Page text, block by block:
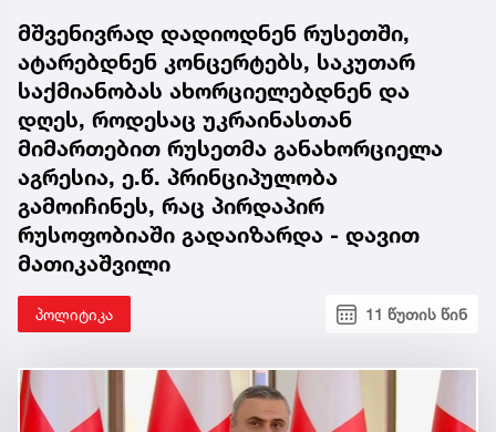
მშვენივრად დადიოდნენ რუსეთში,
ატარებდნენ კონცერტებს, საკუთარ
საქმიანობას ახორციელებდნენ და
დღეს, როდესაც უკრაინასთან
მიმართებით რუსეთმა განახორციელა
აგრესია, ე.წ. პრინციპულობა
გამოიჩინეს, რაც პირდაპირ
რუსოფობიაში გადაიზარდა - დავით
მათიკაშვილი
პოლიტიკა 11 წუთის წინ